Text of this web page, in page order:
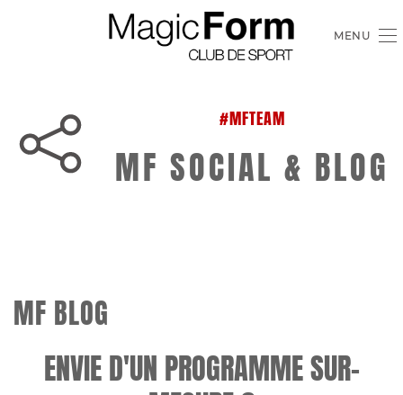
MENU
#MFTEAM
MF SOCIAL & BLOG
MF BLOG
ENVIE D'UN PROGRAMME SUR-